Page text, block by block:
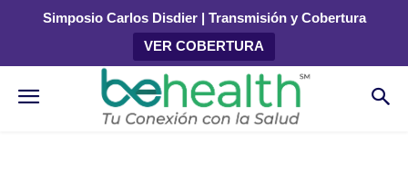
Simposio Carlos Disdier | Transmisión y Cobertura
VER COBERTURA